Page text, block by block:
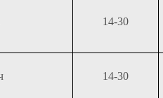
14-30
14-30